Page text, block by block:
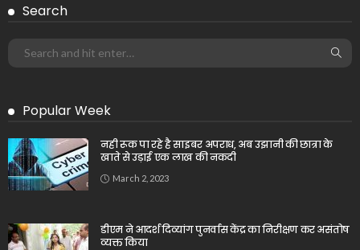
Search
Popular Week
नही रूक पा रहे है साइबर अपराध, अब उझानी की छात्रा के
खाते से उड़ाई एक लाख की नकदी
March 2, 2023
डीएम ने आदर्श दिव्यांग पुनर्वास केंद्र का निरीक्षण कर असंतोष
व्यक्त किया